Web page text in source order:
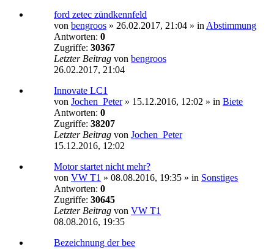
ford zetec zündkennfeld
von bengroos » 26.02.2017, 21:04 » in Abstimmung
Antworten: 0
Zugriffe: 30367
Letzter Beitrag von bengroos
26.02.2017, 21:04
Innovate LC1
von Jochen_Peter» 15.12.2016, 12:02 » in Biete
Antworten: 0
Zugriffe: 38207
Letzter Beitrag von Jochen_Peter
15.12.2016, 12:02
Motor startet nicht mehr?
von VW T1 » 08.08.2016, 19:35 » in Sonstiges
Antworten: 0
Zugriffe: 30645
Letzter Beitrag von VW T1
08.08.2016, 19:35
Bezeichnung der bee